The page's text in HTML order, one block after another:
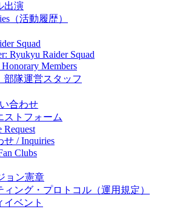
出演
（活動履歴）
Squad
Ryukyu Raider Squad
Members
隊運営スタッフ
合わせ
ストフォーム
Request
せ / Inquiries
Clubs
ョン憲章
ィング・プロトコル（運用規定）
イベント